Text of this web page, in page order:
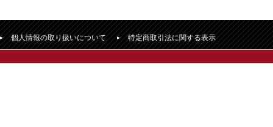
個人情報の取り扱いについて 特定商取引法に関する表示